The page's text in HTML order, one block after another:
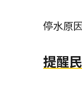
停水原
提醒